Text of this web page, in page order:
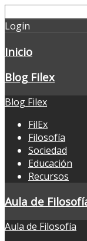
Login
Inicio
Blog Filex
Blog Filex
FilEx
Filosofía
Sociedad
Educación
Recursos
Aula de
Aula de Filosofía